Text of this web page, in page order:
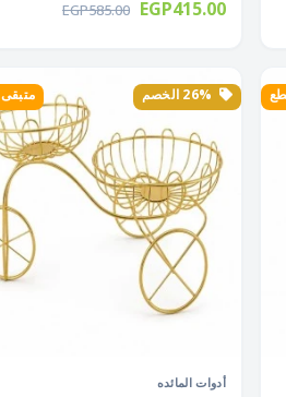
EGP585.00 EGP415.00
متبقى 2 قطع
أدوات المائده